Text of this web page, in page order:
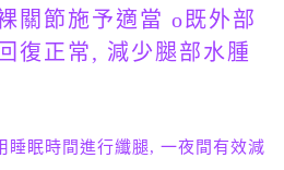
關節施予適當 o既外部
復正常, 減少腿部水腫
睡眠時間進行纖腿, 一夜間有效減